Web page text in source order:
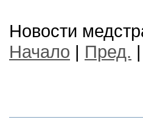
Новости
Начало | Пред. |